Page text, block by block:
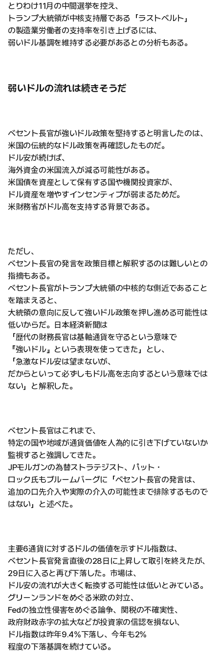
とりわけ11月の中間選挙を控え、
トランプ大統領が中核支持層である「ラストベルト」
の製造業労働者の支持率を引き上げるには、
弱いドル基調を維持する必要があるとの分析もある。
弱いドルの流れは続きそうだ
ベセント長官が強いドル政策を堅持すると明言したのは、
米国の伝統的なドル政策を再確認したものだ。
ドル安が続けば、
海外資金の米国流入が減る可能性がある。
米国債を資産として保有する国や機関投資家が、
ドル資産を増やすインセンティブが弱まるためだ。
米財務省がドル高を支持する背景である。
ただし、
ベセント長官の発言を政策目標と解釈するのは難しいとの
指摘もある。
ベセント長官がトランプ大統領の中核的な側近であること
を踏まえると、
大統領の意向に反して強いドル政策を押し進める可能性は
低いからだ。日本経済新聞は
「歴代の財務長官は基軸通貨を守るという意味で
『強いドル』という表現を使ってきた」とし、
「急激なドル安は望まないが、
だからといって必ずしもドル高を志向するという意味では
ない」と解釈した。
ベセント長官はこれまで、
特定の国や地域が通貨価値を人為的に引き下げていないか
監視すると強調してきた。
JPモルガンの為替ストラテジスト、パット・
ロック氏もブルームバーグに「ベセント長官の発言は、
追加の口先介入や実際の介入の可能性まで排除するもので
はない」と述べた。
主要6通貨に対するドルの価値を示すドル指数は、
ベセント長官発言直後の28日に上昇して取引を終えたが、
29日に入ると再び下落した。市場は、
ドル安の流れが大きく転換する可能性は低いとみている。
グリーンランドをめぐる米欧の対立、
Fedの独立性侵害をめぐる論争、関税の不確実性、
政府財政赤字の拡大などが投資家の信認を損ない、
ドル指数は昨年9.4%下落し、今年も2%
程度の下落基調を続けている。